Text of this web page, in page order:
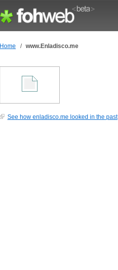
Home / www.Enladisco.me
See how enladisco.me looked in the past